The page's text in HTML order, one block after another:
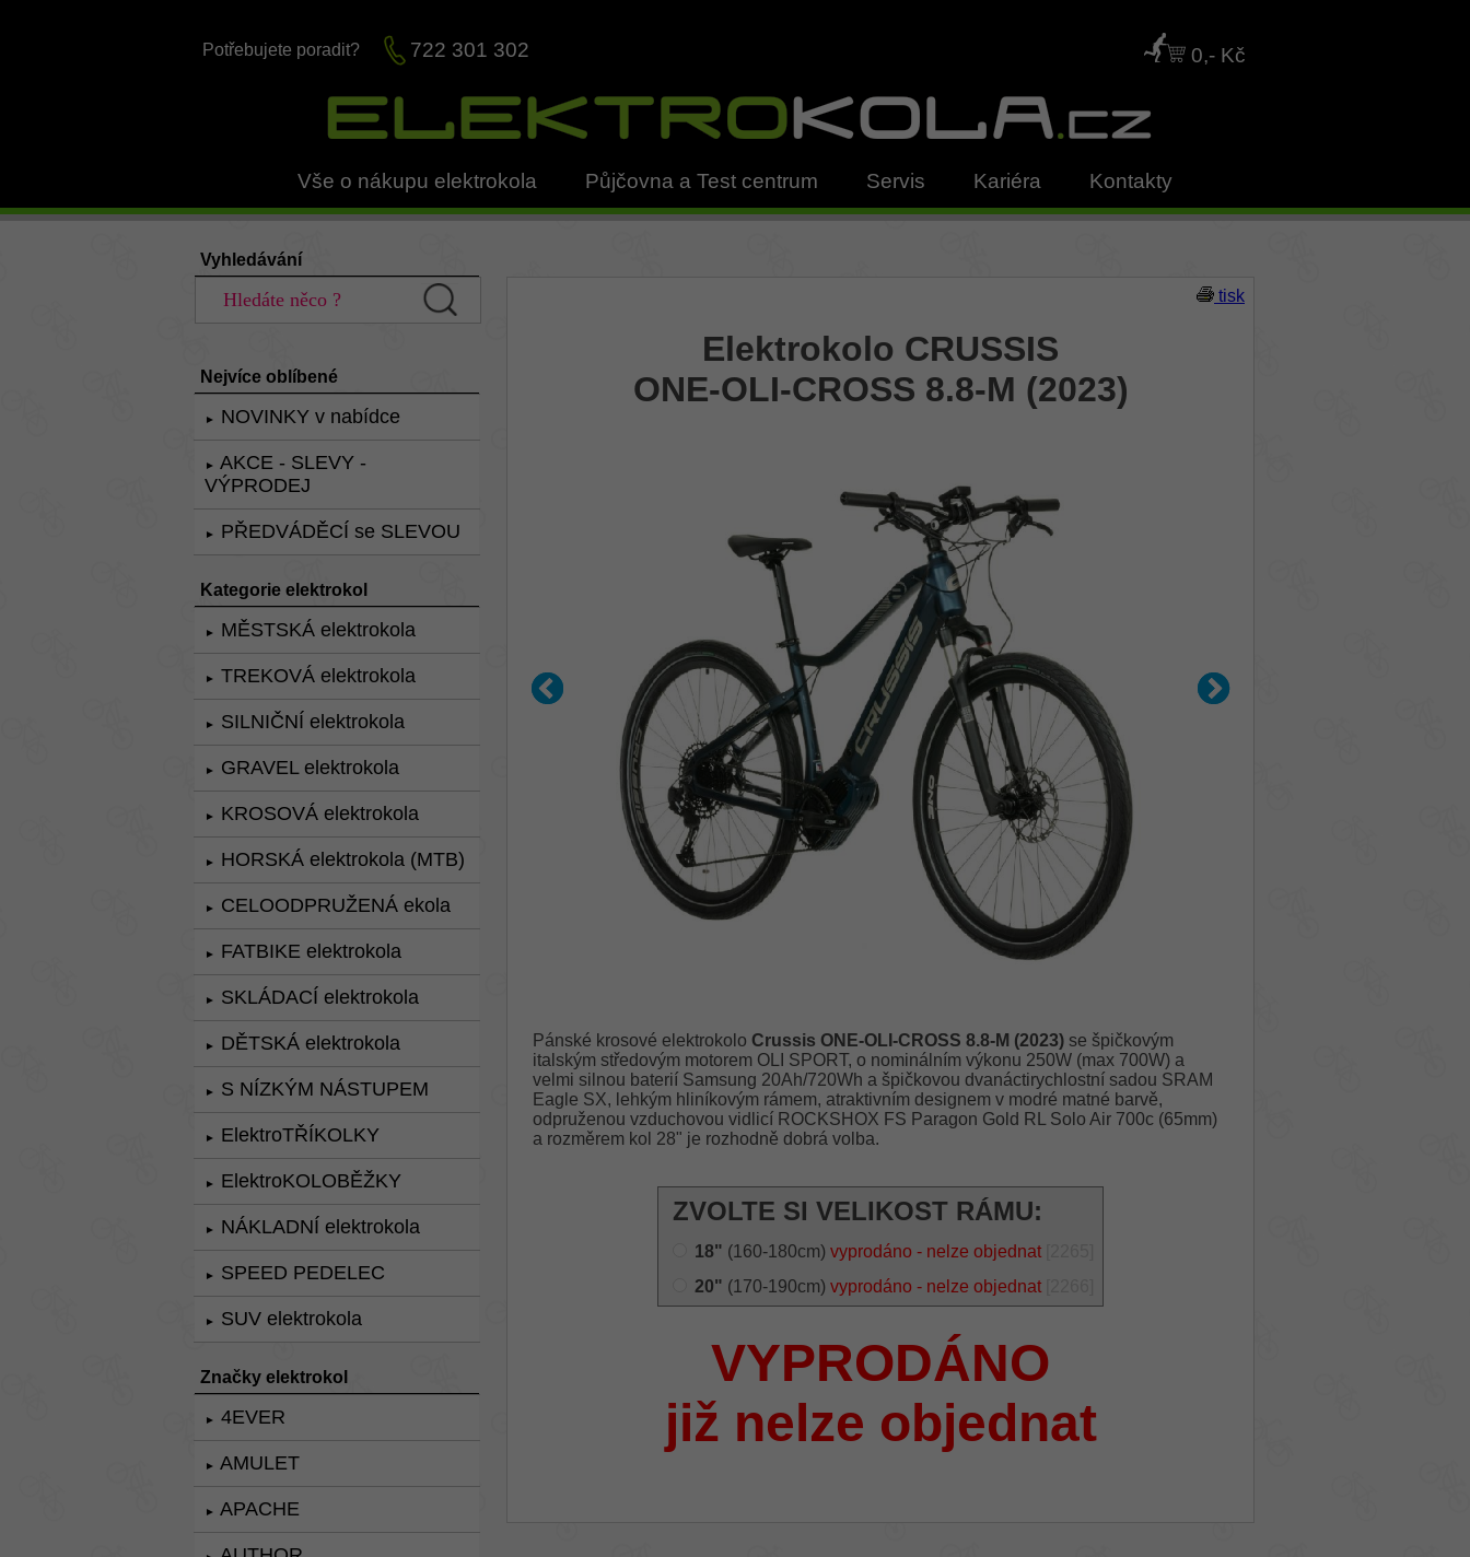
Potřebujete poradit? 722 301 302 0,- Kč
Vše o nákupu elektrokola Půjčovna a Test centrum Servis Kariéra Kontakty
Vyhledávání
Nejvíce oblíbené
► NOVINKY v nabídce
►
AKCE - SLEVY -
VÝPRODEJ
► PŘEDVÁDĚCÍ se SLEVOU
Kategorie elektrokol
► MĚSTSKÁ elektrokola
► TREKOVÁ elektrokola
► SILNIČNÍ elektrokola
► GRAVEL elektrokola
► KROSOVÁ elektrokola
► HORSKÁ elektrokola (MTB)
► CELOODPRUŽENÁ ekola
► FATBIKE elektrokola
► SKLÁDACÍ elektrokola
► DĚTSKÁ elektrokola
► S NÍZKÝM NÁSTUPEM
► ElektroTŘÍKOLKY
► ElektroKOLOBĚŽKY
► NÁKLADNÍ elektrokola
► SPEED PEDELEC
► SUV elektrokola
Značky elektrokol
► 4EVER
► AMULET
► APACHE
tisk
Elektrokolo CRUSSIS
ONE-OLI-CROSS 8.8-M (2023)
Pánské krosové elektrokolo Crussis ONE-OLI-CROSS 8.8-M (2023)se špičkovým
italským středovým motorem OLI SPORT, o nominálním výkonu 250W (max 700W) a
velmi silnou baterií Samsung 20Ah/720Wh a špičkovou dvanáctirychlostní sadou SRAM
Eagle SX, lehkým hliníkovým rámem, atraktivním designem v modré matné barvě,
odpruženou vzduchovou vidlicí ROCKSHOX FS Paragon Gold RL Solo Air 700c (65mm)
a rozměrem kol 28" je rozhodně dobrá volba.
ZVOLTE SI VELIKOST RÁMU:
18" (160-180cm) vyprodáno - nelze objednat
20" (170-190cm) vyprodáno - nelze objednat
VYPRODÁNO
již nelze objednat